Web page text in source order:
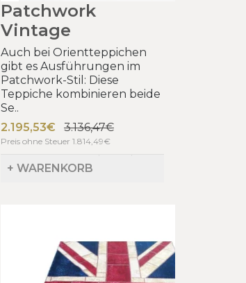
Patchwork
Vintage
Auch bei Orientteppichen
gibt es Ausführungen im
Patchwork-Stil: Diese
Teppiche kombinieren beide
Se..
2.195,53€
3.136,47€
Preis ohne Steuer 1.814,49€
+ WARENKORB